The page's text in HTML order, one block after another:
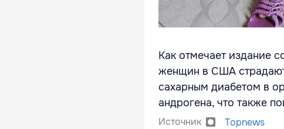
Как отмечает издание
женщин в США
сахарным диабетом в
андрогена, что также
Источник Topnews